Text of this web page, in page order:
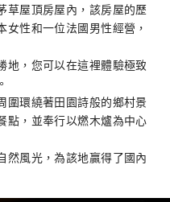
草屋頂房屋內，該房屋的歷
性和一位法國男性經營，
地，您可以在這裡體驗極致
圍環繞著田園詩般的鄉村景
點，並奉行以燃木爐為中心
然風光，為該地贏得了國內